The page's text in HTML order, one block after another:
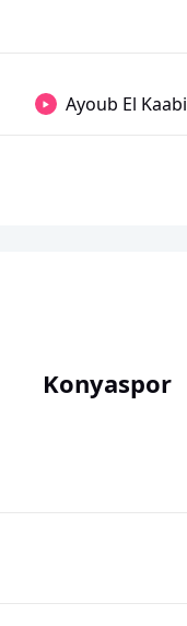
Ayoub El Kaabi
Konyaspor